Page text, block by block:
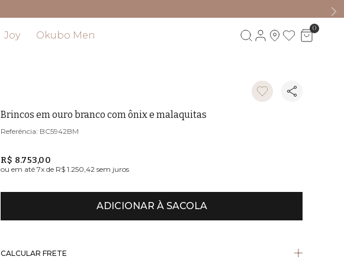
Joy Okubo Men
0
Brincos em ouro branco com ônix e malaquitas
BC5942BM
R$ 8.753,00
ou em até7x de R$ 1.250,42 sem juros
ADICIONAR À SACOLA
CALCULAR FRETE